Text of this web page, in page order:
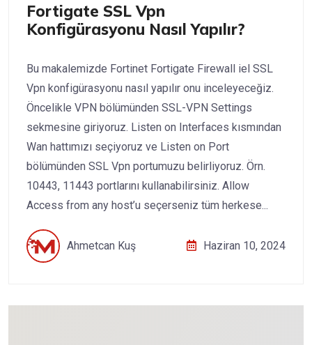
Fortigate SSL Vpn
Konfigürasyonu Nasıl Yapılır?
Bu makalemizde Fortinet Fortigate Firewall iel SSL
Vpn konfigürasyonu nasıl yapılır onu inceleyeceğiz.
Öncelikle VPN bölümünden SSL-VPN Settings
sekmesine giriyoruz. Listen on Interfaces kısmından
Wan hattımızı seçiyoruz ve Listen on Port
bölümünden SSL Vpn portumuzu belirliyoruz. Örn.
10443, 11443 portlarını kullanabilirsiniz. Allow
Access from any host’u seçerseniz tüm herkese...
Ahmetcan Kuş Haziran 10, 2024